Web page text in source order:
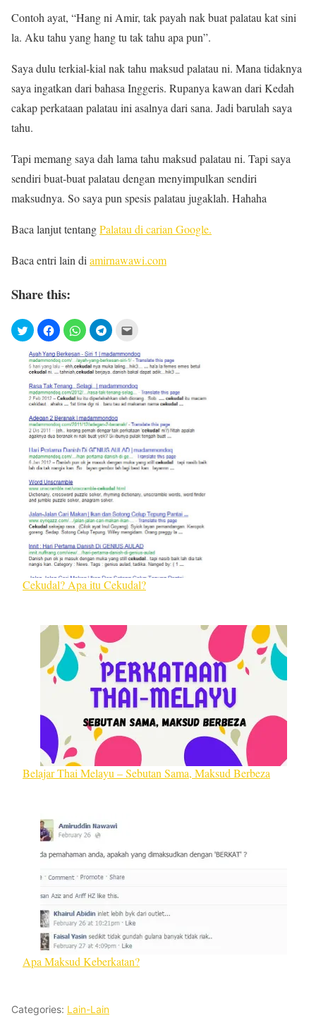
Contoh ayat, “Hang ni Amir, tak payah nak buat palatau kat sini
la. Aku tahu yang hang tu tak tahu apa pun”.
Saya dulu terkial-kial nak tahu maksud palatau ni. Mana tidaknya
saya ingatkan dari bahasa Inggeris. Rupanya kawan dari Kedah
cakap perkataan palatau ini asalnya dari sana. Jadi barulah saya
tahu.
Tapi memang saya dah lama tahu maksud palatau ni. Tapi saya
sendiri buat-buat palatau dengan menyimpulkan sendiri
maksudnya. So saya pun spesis palatau jugaklah. Hahaha
Baca lanjut tentangPalatau di carian Google.
Baca entri lain di amirnawawi.com
Share this:
Cekudal? Apa itu Cekudal?
Belajar Thai Melayu – Sebutan Sama, Maksud Berbeza
Apa Maksud Keberkatan?
Categories: Lain-Lain